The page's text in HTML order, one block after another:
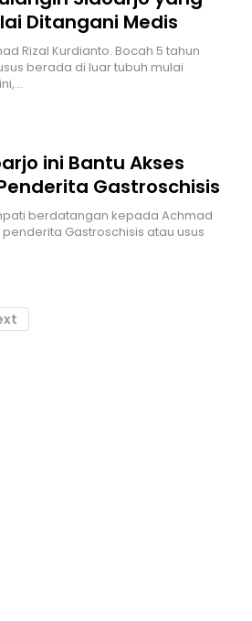
Ditangani Medis
Rizal Kurdianto. Bocah 5 tahun
berada di luar tubuh mulai
ini Bantu Akses
Gastroschisis
berdatangan kepada Achmad
Gastroschisis atau usus